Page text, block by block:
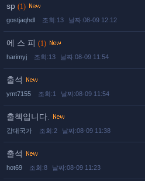
sp (1)
gostjaqhdl 조회:13 날짜:08-09 12:12
에 스 피 (1)
harimyj 조회:13 날짜:08-09 11:54
출석
ymt7155 조회:1 날짜:08-09 11:54
출첵입니다.
강대국가 조회:2 날짜:08-09 11:38
출석
hot69 조회:8 날짜:08-09 11:23